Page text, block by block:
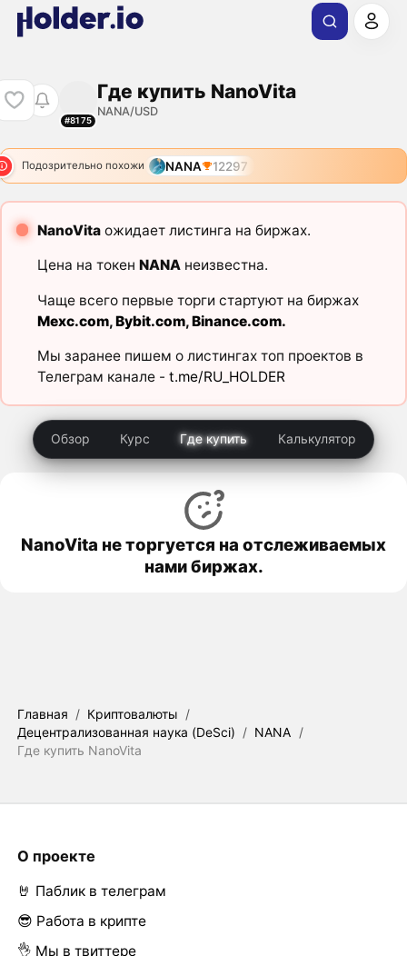
#8175
Где купить NanoVita
NANA/USD
Подозрительно похожи NANA 12297
NanoVitaожидает листинга на биржах.
Цена на токен NANAнеизвестна.
Чаще всего первые торги стартуют на биржах
Mexc.com,Bybit.com,Binance.com.
Мы заранее пишем о листингах топ проектов в
Телеграм канале - t.me/RU_HOLDER
Обзор Курс Где купить Калькулятор
NanoVita не торгуется на отслеживаемых
нами биржах.
Главная / Криптовалюты /
Децентрализованная наука (DeSci) / NANA /
Где купить NanoVita
О проекте
🤘 Паблик в телеграм
😎 Работа в крипте
👌 Мы в твиттере